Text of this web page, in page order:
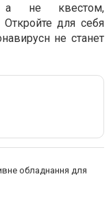
а не квестом,
для себя
не станет
обладнання для